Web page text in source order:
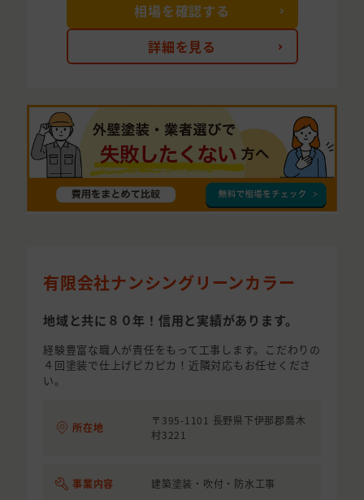
詳細を見る
相場を確認する
有限会社ナンシングリーンカラー
地域と共に８０年！信用と実績があります。
経験豊富な職人が責任をもって工事します。こだわりの
４回塗装で仕上げピカピカ！近隣対応もお任せくださ
い。
所在地
〒395-1101 長野県下伊那郡喬木
村3221
事業内容 建築塗装・吹付・防水工事